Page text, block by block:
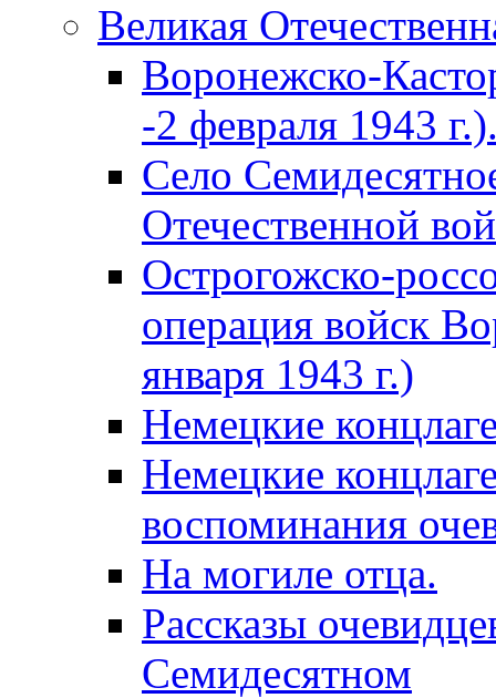
Великая
Воронежско-
-2 февраля 1943
Село
Отечественной
Острогожско-
операция войск
января 1943 г.)
Немецкие
Немецкие
воспоминания
На могиле отца.
Рассказы
Семидесятном